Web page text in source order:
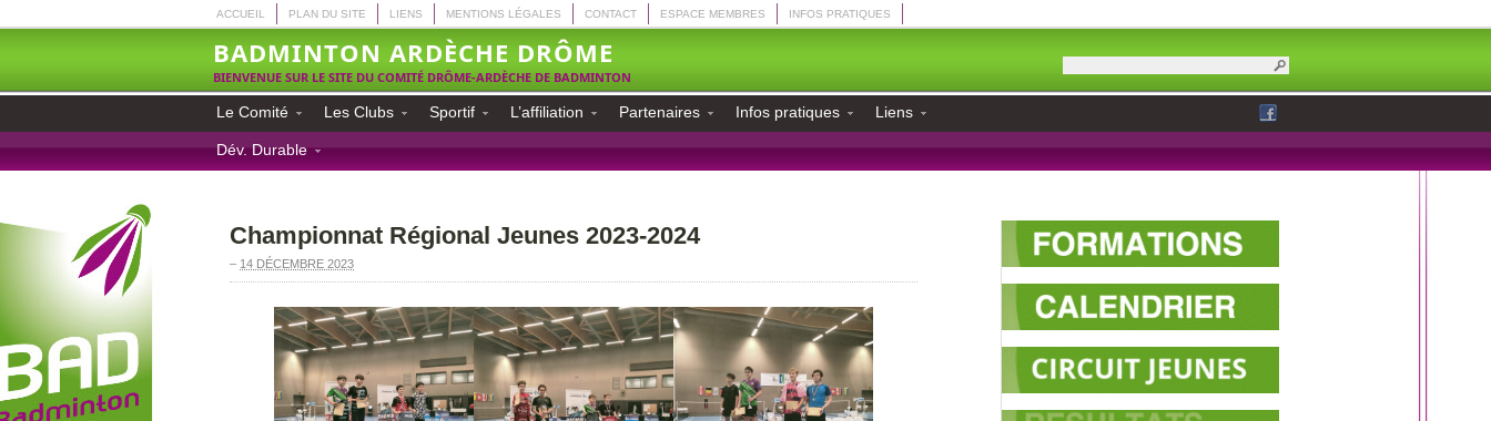
ACCUEIL PLAN DU SITE LIENS MENTIONS LÉGALES CONTACT ESPACE MEMBRES INFOS PRATIQUES
BADMINTON ARDÈCHE DRÔME
BIENVENUE SUR LE SITE DU COMITÉ DRÔME-ARDÈCHE DE BADMINTON
Le Comité Les Clubs Sportif L’affiliation Partenaires Infos pratiques Liens
Dév. Durable
Championnat Régional Jeunes 2023-2024
– 14 DÉCEMBRE 2023